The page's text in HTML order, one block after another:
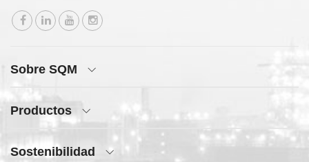
Sobre SQM
Productos
Sostenibilidad